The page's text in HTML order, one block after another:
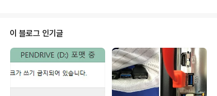
만들어진 체계라 볼수 있다. 쉽게 풀어보자면, 도서관에서
책을 책제목, 저자, 카테고리 등의 항목으로 관리해서 검색
이나 발견을 쉽게 할수 있도록 해둔것과 같다. 파일시스템
의 종류 저장매체나 운영체제에 따라 파일시스템의 사용이
제한된다. 플로피디스켓: FAT12 미디어(CD): UDF Win
dow: FAT16, FA..
이 블로그 인기글